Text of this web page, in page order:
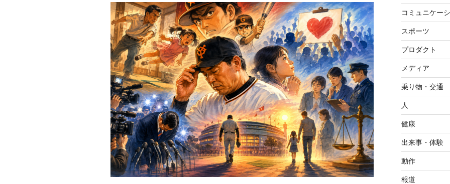
コミュニケー
スポーツ
プロダクト
メディア
乗り物・交通
人
健康
出来事・体験
動作
報道